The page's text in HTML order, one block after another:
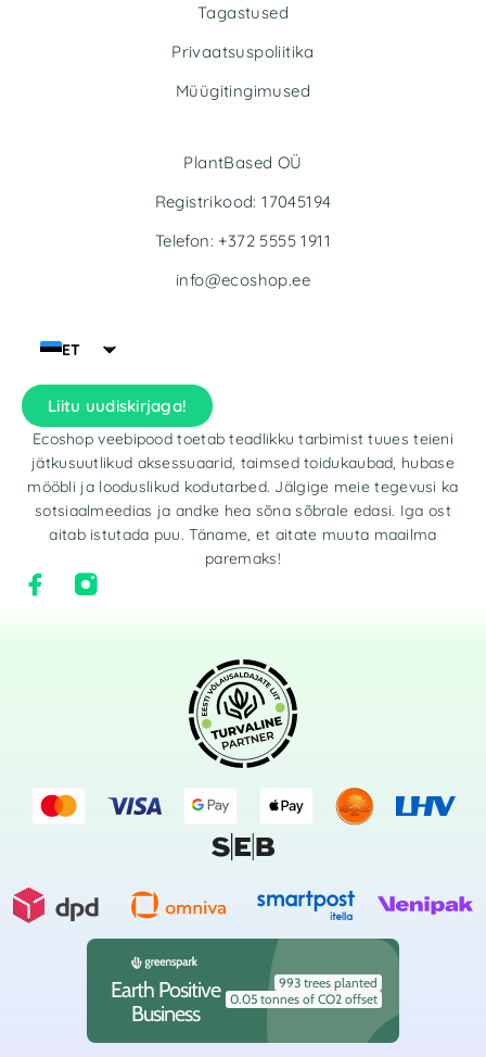
Tagastused
Privaatsuspoliitika
Müügitingimused
ET
Liitu uudiskirjaga!
Ecoshop veebipood toetab teadlikku tarbimist tuues teieni
jätkusuutlikud aksessuaarid, taimsed toidukaubad, hubase
mööbli ja looduslikud kodutarbed. Jälgige meie tegevusi ka
sotsiaalmeedias ja andke hea sõna sõbrale edasi. Iga ost
aitab istutada puu. Täname, et aitate muuta maailma
paremaks!
PlantBased OÜ
Registrikood: 17045194
Telefon: +372 5555 1911
info@ecoshop.ee
Earth Positive
Business
993 trees planted
0.05 tonnes of CO2 offset